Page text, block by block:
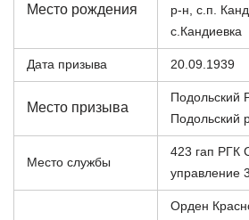
Место рождения
р-н, с.п.
с.Кандиевка
Дата призыва 20.09.1939
Место призыва
Подольский
Подольский
Место службы
423 гап
управление
Орден